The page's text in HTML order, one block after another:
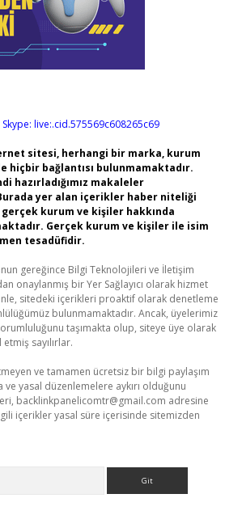
Skype: live:.cid.575569c608265c69
sitesi, herhangi bir marka, kurum
hiçbir bağlantısı bulunmamaktadır.
hazırladığımız makaleler
yer alan içerikler haber niteliği
kurum ve kişiler hakkında
Gerçek kurum ve kişiler ile isim
tesadüfidir.
gereğince Bilgi Teknolojileri ve İletişim
onaylanmış bir Yer Sağlayıcı olarak hizmet
sitedeki içerikleri proaktif olarak denetleme
bulunmamaktadır. Ancak, üyelerimiz
taşımakta olup, siteye üye olarak
sayılırlar.
ve tamamen ücretsiz bir bilgi paylaşım
yasal düzenlemelere aykırı olduğunu
backlinkpanelicomtr@gmail.com adresine
içerikler yasal süre içerisinde sitemizden